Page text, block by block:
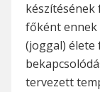
készítésének
főként ennek
(joggal) élete
tervezett